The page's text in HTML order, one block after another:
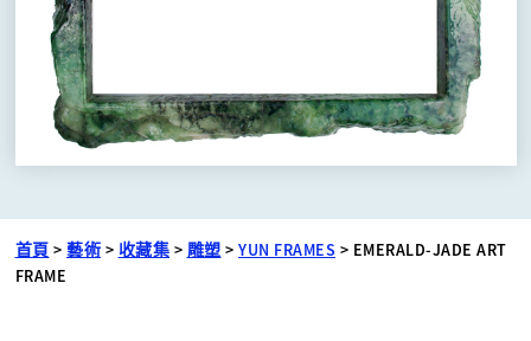
首頁 > 藝術 > 收藏集 > 雕塑 > YUN FRAMES > EMERALD-JADE ART
FRAME